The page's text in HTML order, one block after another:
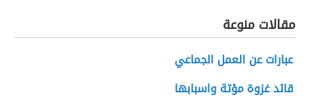
مقالات منوعة
عبارات عن العمل الجماعي
قائد غزوة مؤتة واسبابها